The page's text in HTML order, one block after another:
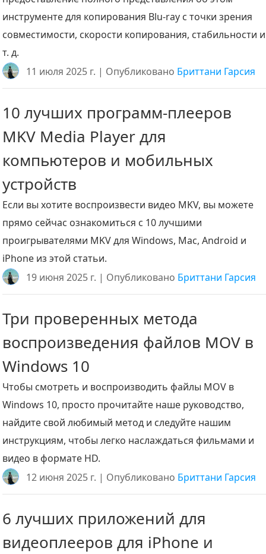
инструменте для копирования Blu-ray с точки зрения
совместимости, скорости копирования, стабильности и
т. д.
11 июля 2025 г. | Опубликовано Бриттани Гарсия
10 лучших программ-плееров
MKV Media Player для
компьютеров и мобильных
устройств
Если вы хотите воспроизвести видео MKV, вы можете
прямо сейчас ознакомиться с 10 лучшими
проигрывателями MKV для Windows, Mac, Android и
iPhone из этой статьи.
19 июня 2025 г. | Опубликовано Бриттани Гарсия
Три проверенных метода
воспроизведения файлов MOV в
Windows 10
Чтобы смотреть и воспроизводить файлы MOV в
Windows 10, просто прочитайте наше руководство,
найдите свой любимый метод и следуйте нашим
инструкциям, чтобы легко наслаждаться фильмами и
видео в формате HD.
12 июня 2025 г. | Опубликовано Бриттани Гарсия
6 лучших приложений для
видеоплееров для iPhone и